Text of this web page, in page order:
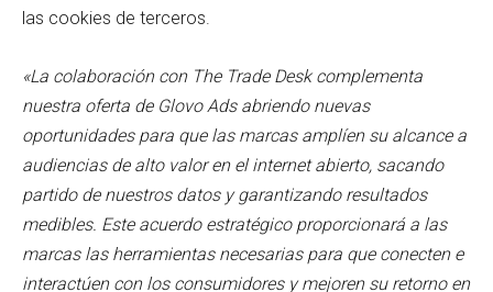
las cookies de terceros.
«La colaboración con The Trade Desk complementa
nuestra oferta de Glovo Ads abriendo nuevas
oportunidades para que las marcas amplíen su alcance a
audiencias de alto valor en el internet abierto, sacando
partido de nuestros datos y garantizando resultados
medibles. Este acuerdo estratégico proporcionará a las
marcas las herramientas necesarias para que conecten e
interactúen con los consumidores y mejoren su retorno en